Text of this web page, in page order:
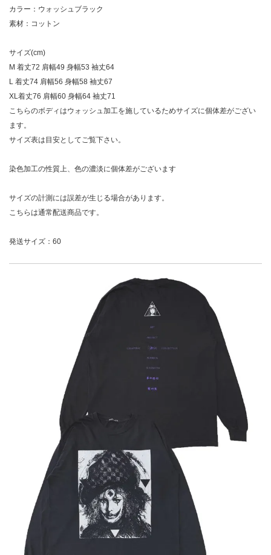
カラー：ウォッシュブラック
素材：コットン
サイズ(cm)
M 着丈72 肩幅49 身幅53 袖丈64
L 着丈74 肩幅56 身幅58 袖丈67
XL着丈76 肩幅60 身幅64 袖丈71
こちらのボディはウォッシュ加工を施しているためサイズに個体差がござい
ます。
サイズ表は目安としてご覧下さい。
染色加工の性質上、色の濃淡に個体差がございます
サイズの計測には誤差が生じる場合があります。
こちらは通常配送商品です。
発送サイズ：60